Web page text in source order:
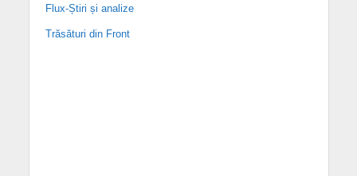
Flux-Știri și analize
Trăsături din Front